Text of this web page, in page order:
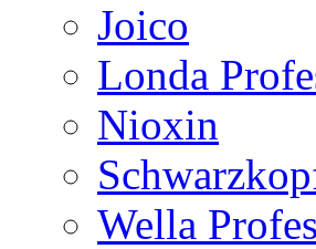
Joico
Londa
Nioxin
Wella